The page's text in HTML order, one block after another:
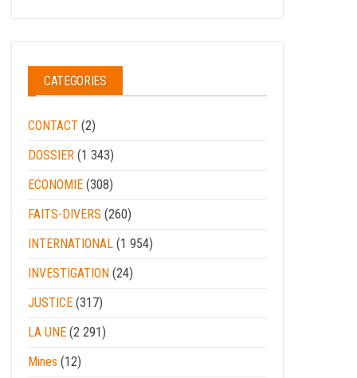
CATEGORIES
CONTACT (2)
DOSSIER (1 343)
ECONOMIE (308)
FAITS-DIVERS (260)
INTERNATIONAL (1 954)
INVESTIGATION (24)
JUSTICE (317)
LA UNE (2 291)
Mines (12)